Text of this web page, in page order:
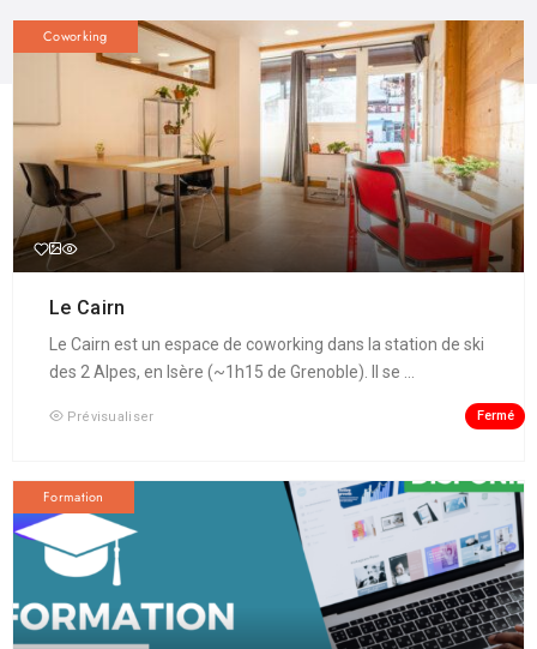
Coworking
Le Cairn
Le Cairn est un espace de coworking dans la station de ski
des 2 Alpes, en Isère (~1h15 de Grenoble). Il se ...
Prévisualiser Fermé
Formation